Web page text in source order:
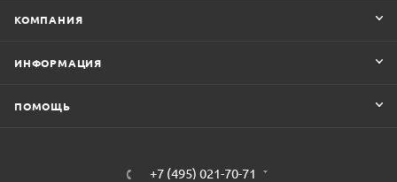
КОМПАНИЯ
ИНФОРМАЦИЯ
ПОМОЩЬ
+7 (495) 021-70-71